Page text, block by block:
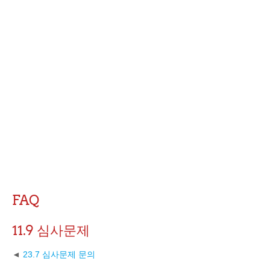
FAQ
11.9 심사문제
23.7 심사문제 문의